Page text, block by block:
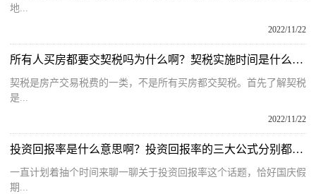
地...
2022/11/22
所有人买房都要交契税吗为什么啊？契税实施时间是什么时候呢？
契税是房产交易税费的一类，不是所有买房都交契税。首先了解契税
是...
2022/11/22
投资回报率是什么意思啊？投资回报率的三大公式分别都是什么呢？
一直计划着抽个时间来聊一聊关于投资回报率这个话题，恰好国庆假
期...